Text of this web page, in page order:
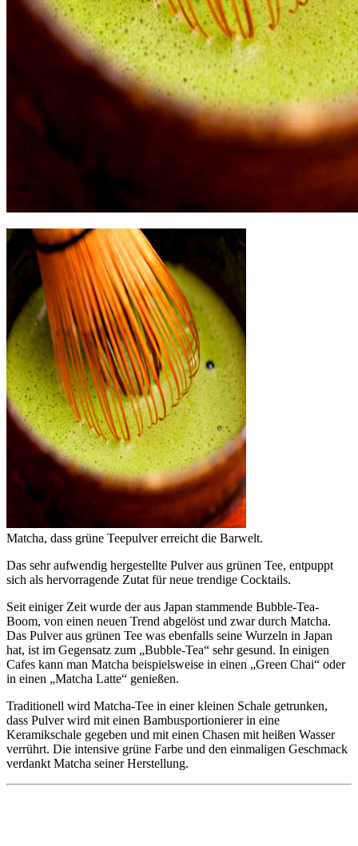
Matcha, dass grüne Teepulver erreicht die Barwelt.
Das sehr aufwendig hergestellte Pulver aus grünen Tee, entpuppt
sich als hervorragende Zutat für neue trendige Cocktails.
Seit einiger Zeit wurde der aus Japan stammende Bubble-Tea-
Boom, von einen neuen Trend abgelöst und zwar durch Matcha.
Das Pulver aus grünen Tee was ebenfalls seine Wurzeln in Japan
hat, ist im Gegensatz zum „Bubble-Tea“ sehr gesund. In einigen
Cafes kann man Matcha beispielsweise in einen „Green Chai“ oder
in einen „Matcha Latte“ genießen.
Traditionell wird Matcha-Tee in einer kleinen Schale getrunken,
dass Pulver wird mit einen Bambusportionierer in eine
Keramikschale gegeben und mit einen Chasen mit heißen Wasser
verrührt. Die intensive grüne Farbe und den einmaligen Geschmack
verdankt Matcha seiner Herstellung.